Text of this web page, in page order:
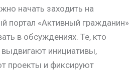
начать заходить на
портал «Активный гражданин»
в обсуждениях. Те, кто
выдвигают инициативы,
проекты и фиксируют